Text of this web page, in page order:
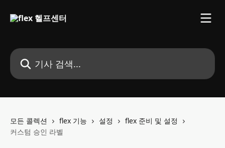
기사 검색...
모든 콜렉션 flex 기능 설정
flex 준비 및 설정
커스텀 승인 라벨